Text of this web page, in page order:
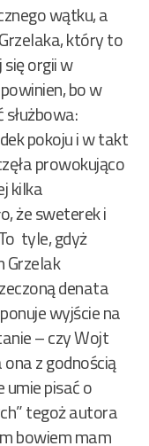
wątku, a
który to
się orgii w
bo w
pokoju i w takt
prowokująco
kilka
że sweterek i
tyle, gdyż
Grzelak
denata
wyjście na
– czy Wojt
ona z godnością
pisać o
tegoż autora
bowiem mam